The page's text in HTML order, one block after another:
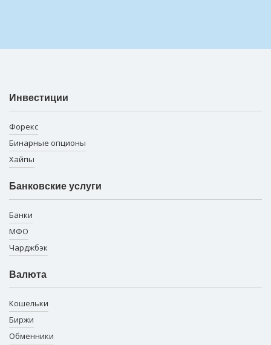
Инвестиции
Форекс
Бинарные опционы
Хайпы
Банковские услуги
Банки
МФО
Чарджбэк
Валюта
Кошельки
Биржи
Обменники